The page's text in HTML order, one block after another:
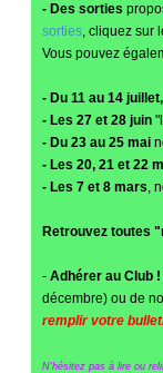
- Des sorties
sorties, cliquez sur
Vous pouvez
- Du 11 au 14 juillet,
- Les 27 et 28 juin
- Du 23 au 25 mai
- Les 20, 21 et 22
- Les 7 et 8 mars,
Retrouvez toutes
- Adhérer au Club !
décembre) ou de
remplir votre
N'hésitez pas à lire ou